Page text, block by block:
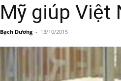
Mỹ giúp Việt
Bạch Dương - 13/10/2015